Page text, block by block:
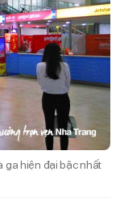
ga hiện đại bậc nhất